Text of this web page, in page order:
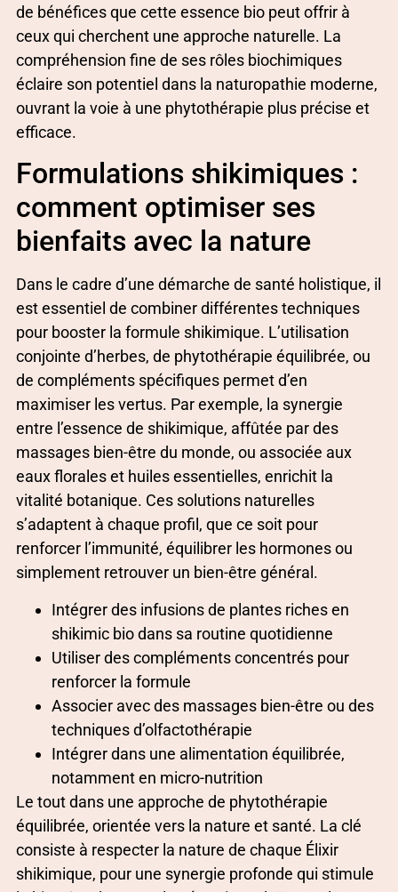
de bénéfices que cette essence bio peut offrir à
ceux qui cherchent une approche naturelle. La
compréhension fine de ses rôles biochimiques
éclaire son potentiel dans la naturopathie moderne,
ouvrant la voie à une phytothérapie plus précise et
efficace.
Formulations shikimiques :
comment optimiser ses
bienfaits avec la nature
Dans le cadre d’une démarche de santé holistique, il
est essentiel de combiner différentes techniques
pour booster la formule shikimique. L’utilisation
conjointe d’herbes, de phytothérapie équilibrée, ou
de compléments spécifiques permet d’en
maximiser les vertus. Par exemple, la synergie
entre l’essence de shikimique, affûtée par des
massages bien-être du monde, ou associée aux
eaux florales et huiles essentielles, enrichit la
vitalité botanique. Ces solutions naturelles
s’adaptent à chaque profil, que ce soit pour
renforcer l’immunité, équilibrer les hormones ou
simplement retrouver un bien-être général.
Intégrer des infusions de plantes riches en
shikimic bio dans sa routine quotidienne
Utiliser des compléments concentrés pour
renforcer la formule
Associer avec des massages bien-être ou des
techniques d’olfactothérapie
Intégrer dans une alimentation équilibrée,
notamment en micro-nutrition
Le tout dans une approche de phytothérapie
équilibrée, orientée vers la nature et santé. La clé
consiste à respecter la nature de chaque Élixir
shikimique, pour une synergie profonde qui stimule